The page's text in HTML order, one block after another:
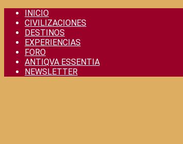
Skip
content
INICIO
CIVILIZACIONES
DESTINOS
EXPERIENCIAS
FORO
ANTIQVA ESSENTIA
NEWSLETTER